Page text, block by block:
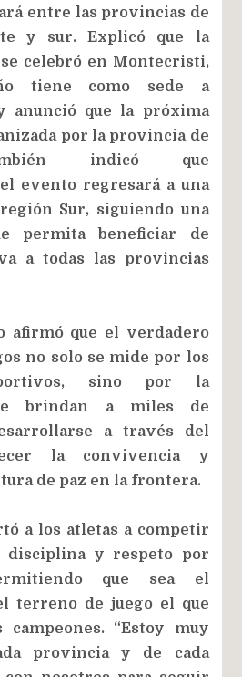
entre las provincias de
y sur. Explicó que la
celebró en Montecristi,
tiene como sede a
anunció que la próxima
por la provincia de
indicó que
evento regresará a una
Sur, siguiendo una
permita beneficiar de
a todas las provincias
afirmó que el verdadero
no solo se mide por los
sino por la
brindan a miles de
a través del
la convivencia y
de paz en la frontera.
a los atletas a competir
disciplina y respeto por
que sea el
terreno de juego el que
“Estoy muy
provincia y de cada